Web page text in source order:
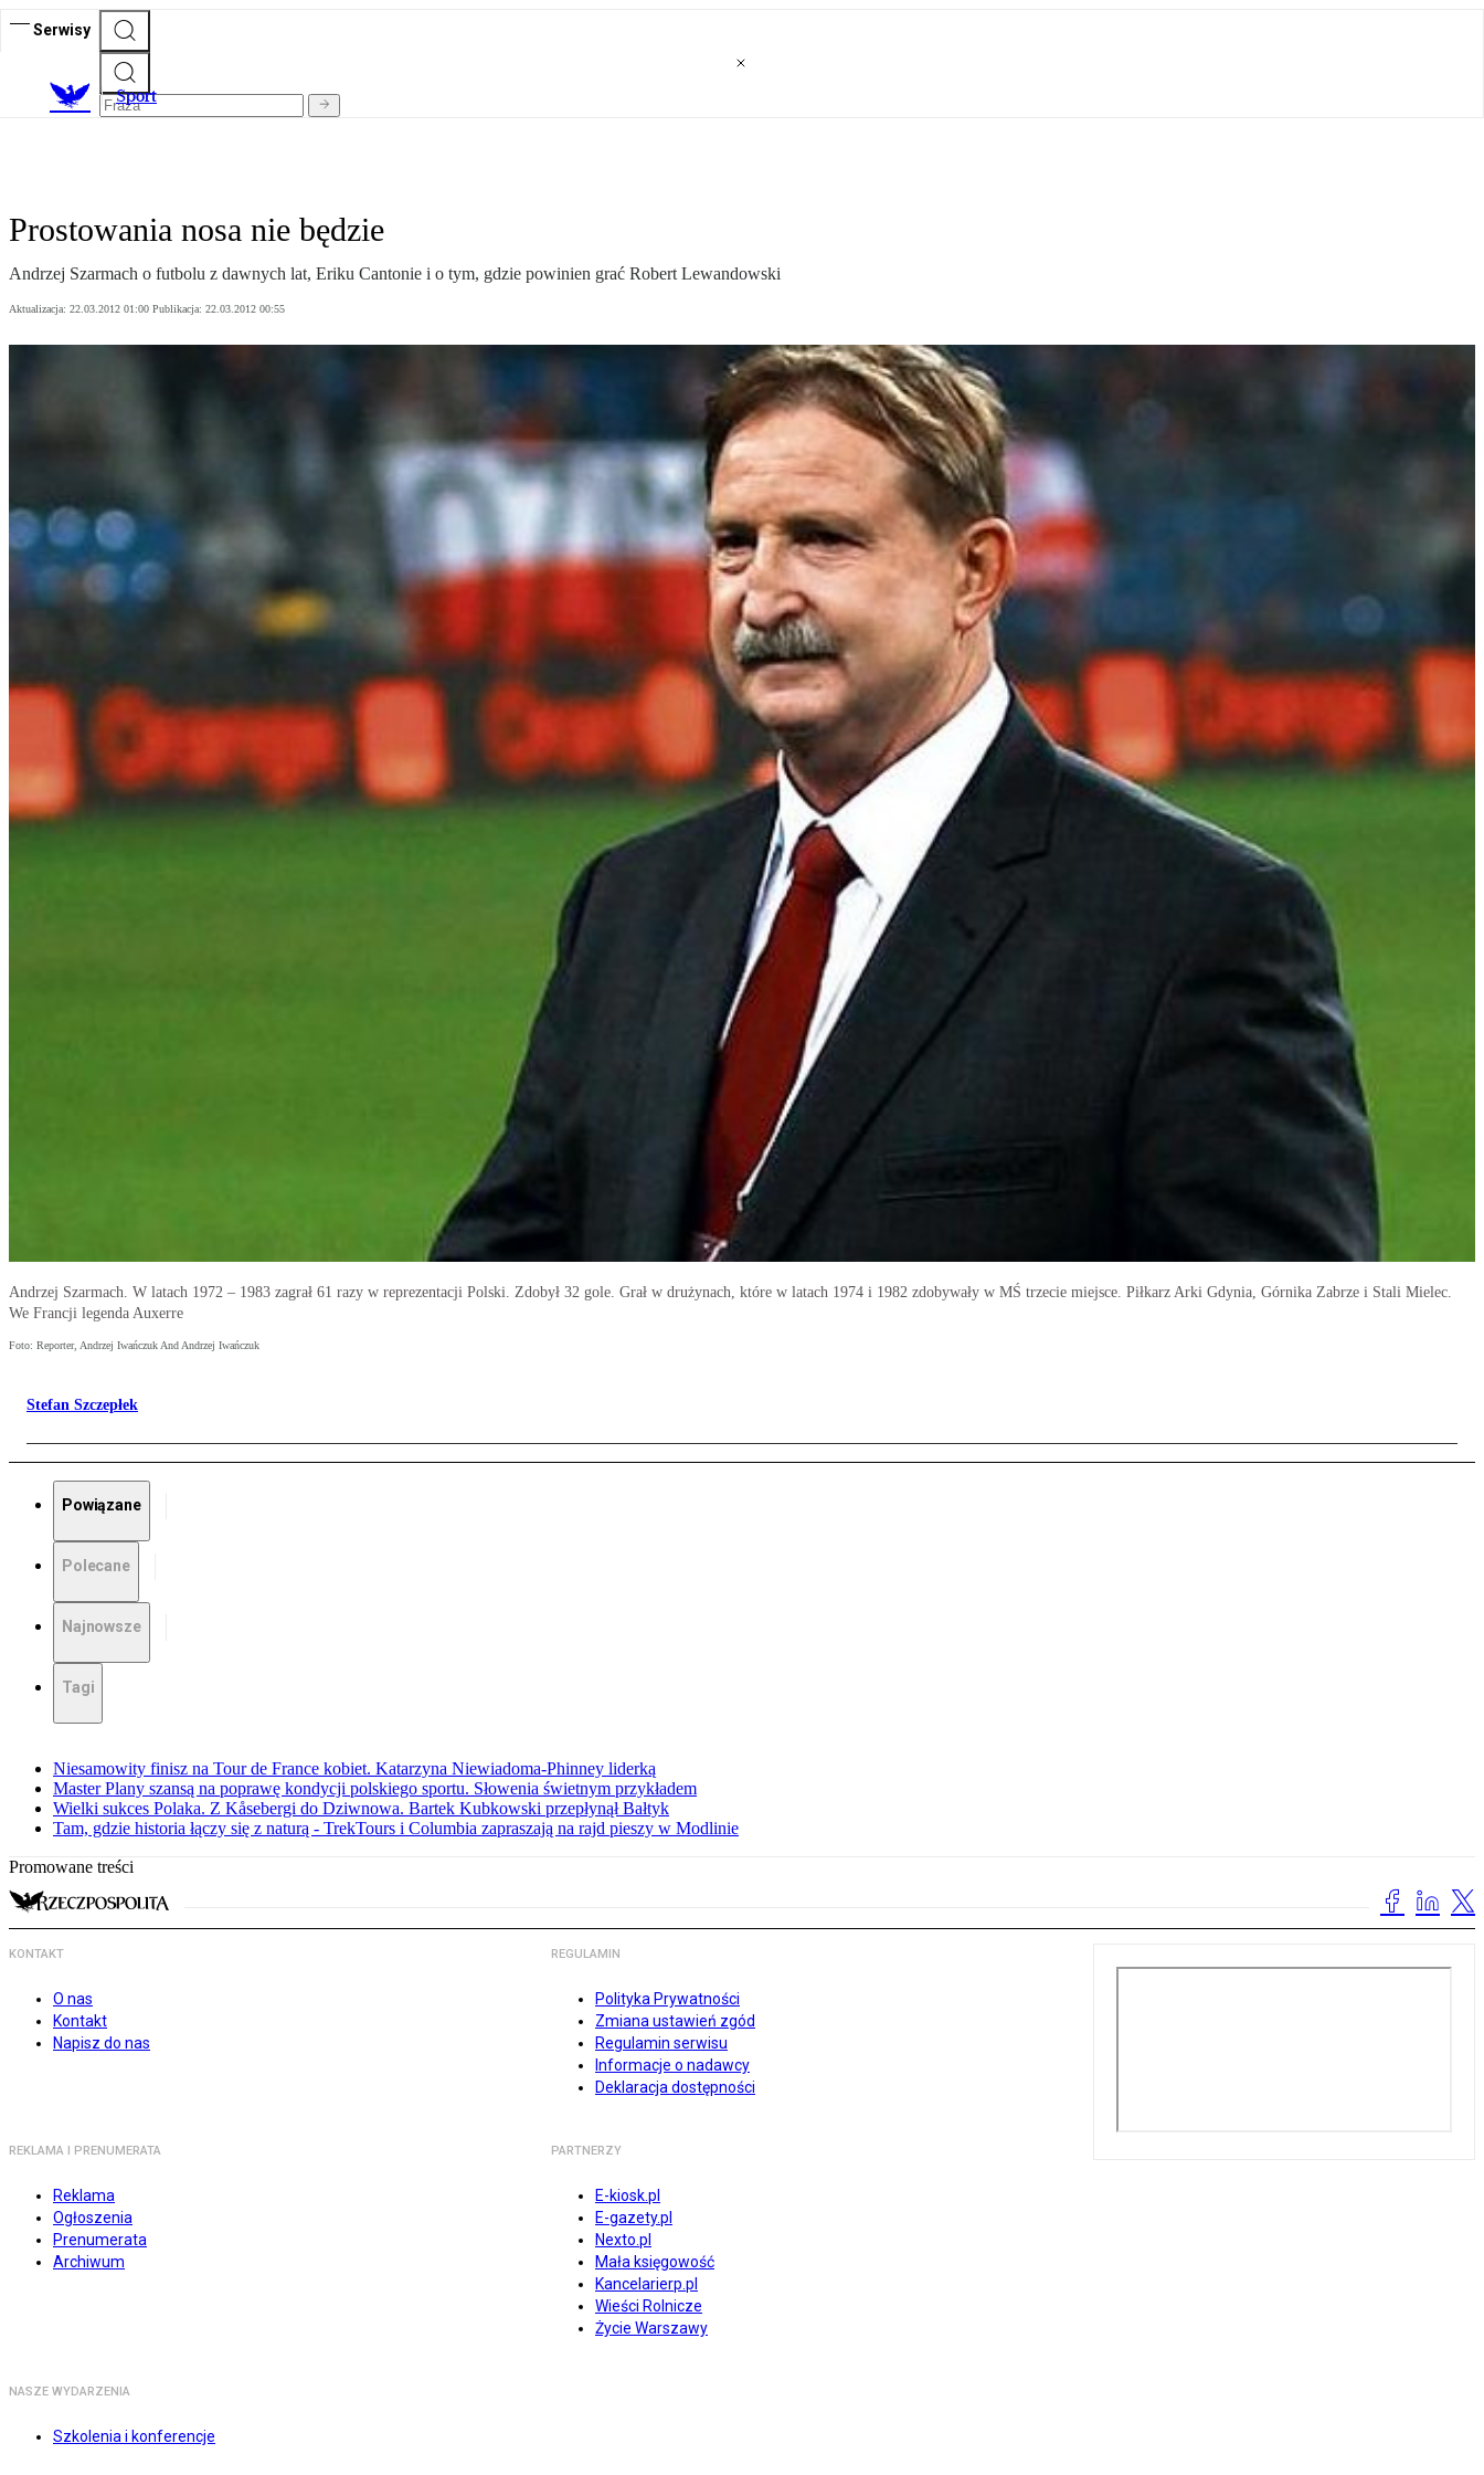
Serwisy
Sport
Prostowania nosa nie będzie
Andrzej Szarmach o futbolu z dawnych lat, Eriku Cantonie i o tym, gdzie powinien grać Robert Lewandowski
Aktualizacja: 22.03.2012 01:00 Publikacja: 22.03.2012 00:55
Andrzej Szarmach. W latach 1972 – 1983 zagrał 61 razy w reprezentacji Polski. Zdobył 32 gole. Grał w drużynach, które w latach 1974 i 1982 zdobywały w MŚ trzecie miejsce. Piłkarz Arki Gdynia, Górnika Zabrze i Stali Mielec.
We Francji legenda Auxerre
Foto: Reporter, Andrzej Iwańczuk And Andrzej Iwańczuk
Stefan Szczepłek
Powiązane
Polecane
Najnowsze
Tagi
Niesamowity finisz na Tour de France kobiet. Katarzyna Niewiadoma-Phinney liderką
Master Plany szansą na poprawę kondycji polskiego sportu. Słowenia świetnym przykładem
Wielki sukces Polaka. Z Kåsebergi do Dziwnowa. Bartek Kubkowski przepłynął Bałtyk
Tam, gdzie historia łączy się z naturą - TrekTours i Columbia zapraszają na rajd pieszy w Modlinie
Promowane treści
KONTAKT
O nas
Kontakt
Napisz do nas
REGULAMIN
Polityka Prywatności
Zmiana ustawień zgód
Regulamin serwisu
Informacje o nadawcy
Deklaracja dostępności
REKLAMA I PRENUMERATA
Reklama
Ogłoszenia
Prenumerata
Archiwum
PARTNERZY
E-kiosk.pl
E-gazety.pl
Nexto.pl
Mała księgowość
Kancelarierp.pl
Wieści Rolnicze
Życie Warszawy
NASZE WYDARZENIA
Szkolenia i konferencje